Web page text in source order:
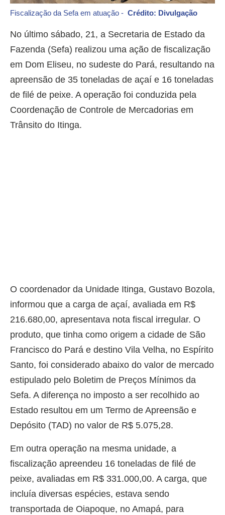
Fiscalização da Sefa em atuação - Crédito: Divulgação
No último sábado, 21, a Secretaria de Estado da
Fazenda (Sefa) realizou uma ação de fiscalização
em Dom Eliseu, no sudeste do Pará, resultando na
apreensão de 35 toneladas de açaí e 16 toneladas
de filé de peixe. A operação foi conduzida pela
Coordenação de Controle de Mercadorias em
Trânsito do Itinga.
O coordenador da Unidade Itinga, Gustavo Bozola,
informou que a carga de açaí, avaliada em R$
216.680,00, apresentava nota fiscal irregular. O
produto, que tinha como origem a cidade de São
Francisco do Pará e destino Vila Velha, no Espírito
Santo, foi considerado abaixo do valor de mercado
estipulado pelo Boletim de Preços Mínimos da
Sefa. A diferença no imposto a ser recolhido ao
Estado resultou em um Termo de Apreensão e
Depósito (TAD) no valor de R$ 5.075,28.
Em outra operação na mesma unidade, a
fiscalização apreendeu 16 toneladas de filé de
peixe, avaliadas em R$ 331.000,00. A carga, que
incluía diversas espécies, estava sendo
transportada de Oiapoque, no Amapá, para